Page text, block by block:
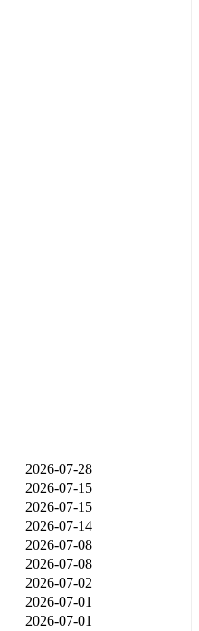
2026-07-28
2026-07-15
2026-07-15
2026-07-14
2026-07-08
2026-07-08
2026-07-02
2026-07-01
2026-07-01